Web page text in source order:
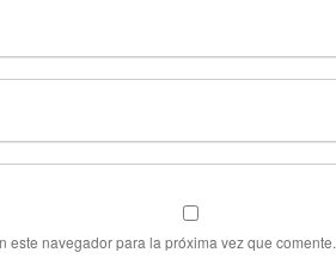
navegador para la próxima vez que comente.